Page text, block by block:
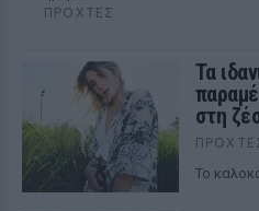
ΠΡΟΧΤΈΣ
Τα
στη
To